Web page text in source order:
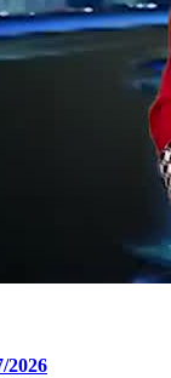
2026